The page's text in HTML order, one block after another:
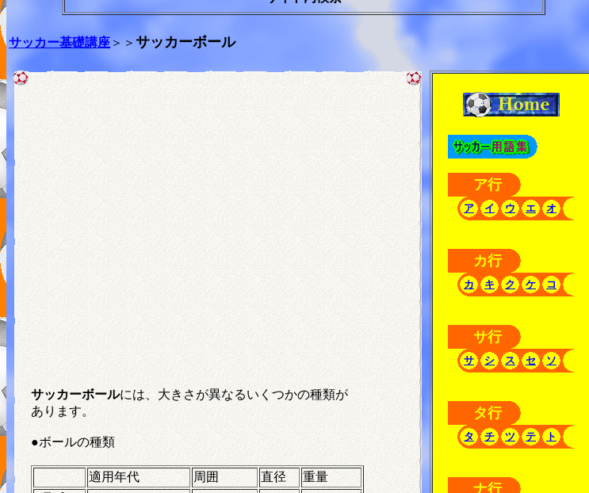
サッカー基礎講座 ＞＞ サッカーボール
サッカーボールには、大きさが異なるいくつかの種類が
あります。
●ボールの種類
適用年代 周囲 直径
重量
ア行
ア イ ウ エ オ
カ行
カ キ ク ケ コ
サ行
サ シ ス セ ソ
タ行
タ チ ツ テ ト
ナ行